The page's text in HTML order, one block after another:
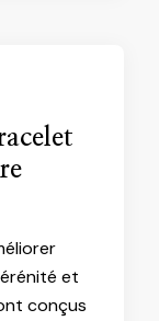
et
conçus